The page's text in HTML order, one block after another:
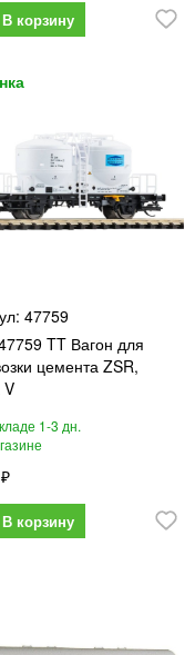
47759
TT Вагон для
цемента ZSR,
V